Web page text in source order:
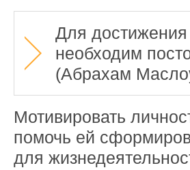
Для достижения
необходим
(Абрахам
Мотивировать
помочь ей
для